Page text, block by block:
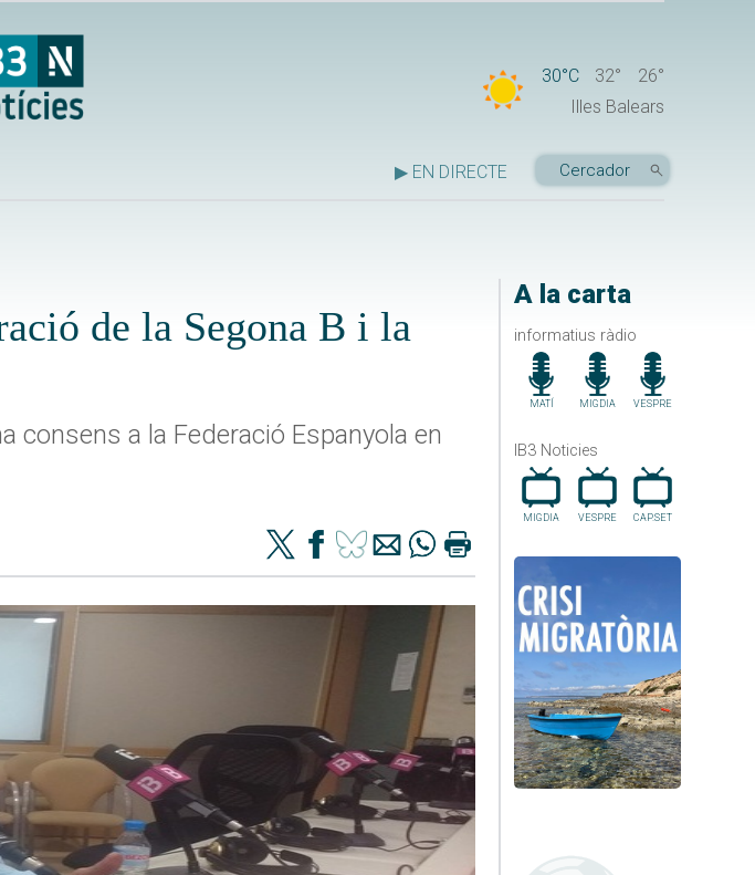
30°C 32°
26°
Illes Balears
▶ EN DIRECTE
A la carta
informatius ràdio
MATÍ MIGDIA VESPRE
IB3 Noticies
MIGDIA VESPRE CAP.SET
de la Segona B i la
consens a la Federació Espanyola en